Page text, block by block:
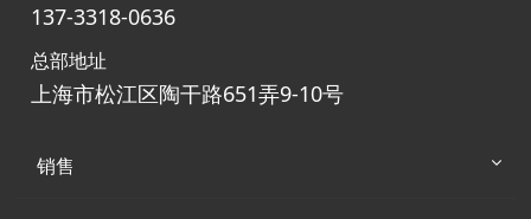
137-3318-0636
总部地址
上海市松江区陶干路651弄9-10号
销售